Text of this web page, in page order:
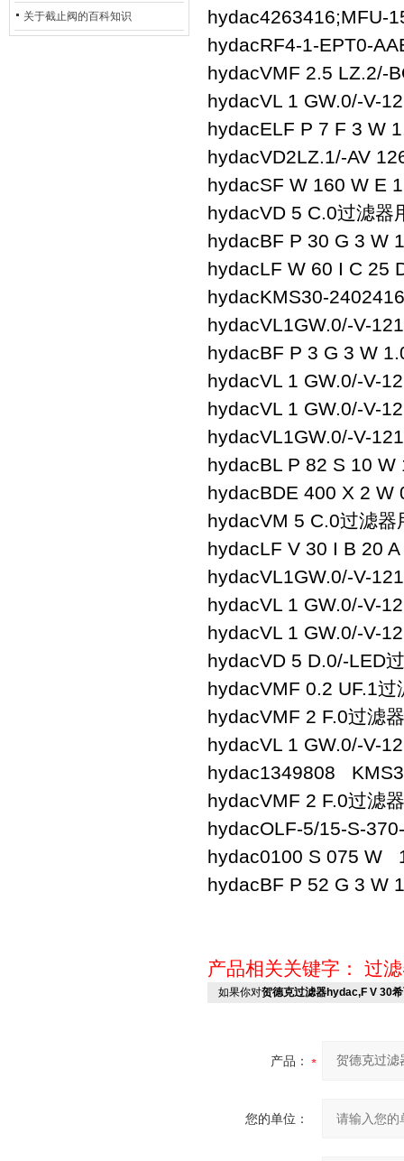
的地位*
关于截止阀的百科知识 hydac4263416;MFU-
hydacRF4-1-EPT0-
hydacVMF 2.5 LZ.2/-
hydacVL 1 GW.0/-V-
hydacELF P 7 F 3 W
hydacVD2LZ.1/-AV
hydacSF W 160 W E
hydacVD 5 C.0过滤器
hydacBF P 30 G 3 W
hydacLF W 60 I C 25
hydacKMS30-
hydacVL1GW.0/-V-
hydacBF P 3 G 3 W
hydacVL 1 GW.0/-V-
hydacVL 1 GW.0/-V-
hydacVL1GW.0/-V-
hydacBL P 82 S 10 W
hydacBDE 400 X 2 W
hydacVM 5 C.0过滤器
hydacLF V 30 I B 20
hydacVL1GW.0/-V-
hydacVL 1 GW.0/-V-
hydacVL 1 GW.0/-V-
hydacVD 5 D.0/-LED
hydacVMF 0.2 UF.1过
hydacVMF 2 F.0过滤
hydacVL 1 GW.0/-V-
hydac1349808
hydacVMF 2 F.0过滤
hydacOLF-5/15-S-
hydac0100 S 075 W
hydacBF P 52 G 3 W
产品相关关键字： 过
如果你对贺德克过滤器hydac,F V 30
产品：
您的单位：